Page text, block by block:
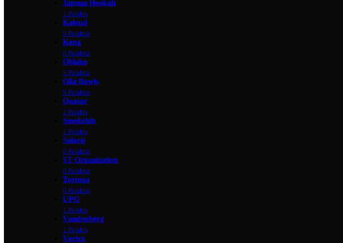
Japona Hookah
1 Produs
Kaloud
9 Produse
Kong
0 Produse
Oblako
5 Produse
Olla Bowls
9 Produse
Quasar
1 Produs
Smokelab
1 Produs
Solaris
0 Produse
ST Organization
0 Produse
Tortuga
0 Produse
UPG
1 Produs
Vandenberg
1 Produs
Vortex